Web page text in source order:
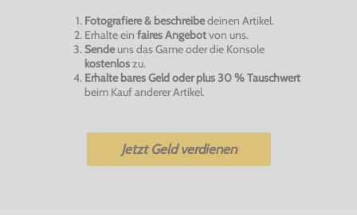
Fotografiere & beschreibedeinen Artikel.
Erhalte ein faires Angebotvon uns.
Sendeuns das Game oder die Konsole
kostenloszu.
Erhalte bares Geld oder plus 30 % Tauschwert
beim Kauf anderer Artikel.
Jetzt Geld verdienen